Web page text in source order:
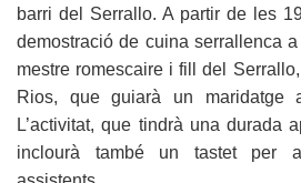
barri del Serrallo. A partir de les
demostració de cuina serrallenca
mestre romescaire i fill del
Rios, que guiarà un maridatge
L’activitat, que tindrà una durada
inclourà també un tastet per